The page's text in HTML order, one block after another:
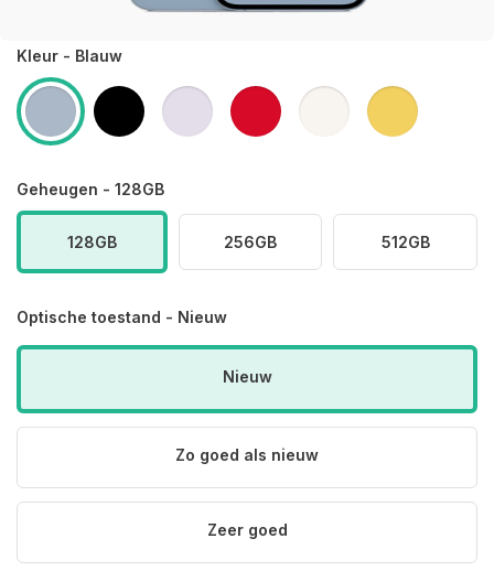
Kleur - Blauw
Geheugen - 128GB
128GB 256GB 512GB
Optische toestand - Nieuw
Nieuw
Zo goed als nieuw
Zeer goed